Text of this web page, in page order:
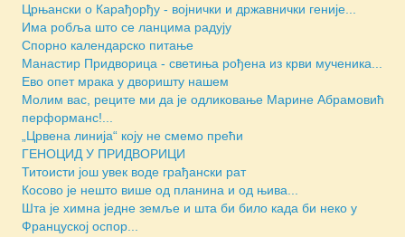
Црњански о Карађорђу - војнички и државнички геније...
Има робља што се ланцима радују
Спорно календарско питање
Манастир Придворица - светиња рођена из крви мученика...
Ево опет мрака у дворишту нашем
Молим вас, реците ми да је одликовање Марине Абрамовић
перформанс!...
„Црвена линија“ коју не смемо прећи
ГЕНОЦИД У ПРИДВОРИЦИ
Титоисти још увек воде грађански рат
Косово је нешто више од планина и од њива...
Шта је химна једне земље и шта би било када би неко у
Француској оспор...